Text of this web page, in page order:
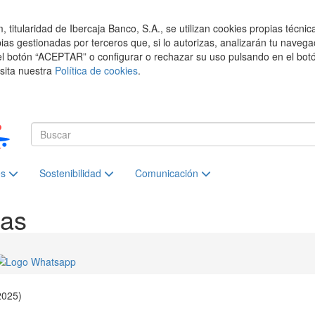
titularidad de Ibercaja Banco, S.A., se utilizan cookies propias
gestionadas por terceros que, si lo autorizas, analizarán tu
“ACEPTAR” o configurar o rechazar su uso pulsando en el
nuestra Política de cookies.
Sostenibilidad Comunicación